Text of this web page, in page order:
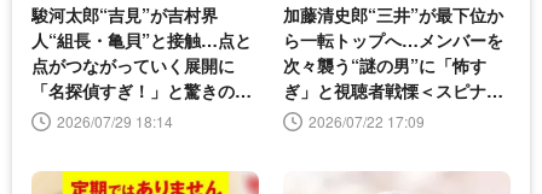
駿河太郎“吉見”が吉村界
人“組長・亀貝”と接触…点と
点がつながっていく展開に
「名探偵すぎ！」と驚きの声
＜スピナーベイト＞
2026/07/29 18:14
加藤清史郎“三井”が最下位か
ら一転トップへ…メンバーを
次々襲う“謎の男”に「怖す
ぎ」と視聴者戦慄＜スピナー
ベイト＞
2026/07/22 17:09